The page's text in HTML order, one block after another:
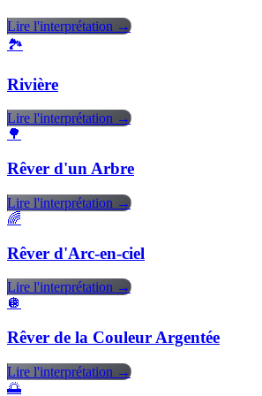
Lire l'interprétation →
🏞️
Rivière
Lire l'interprétation →
🌳
Rêver d'un Arbre
Lire l'interprétation →
🌈
Rêver d'Arc-en-ciel
Lire l'interprétation →
🪩
Rêver de la Couleur Argentée
Lire l'interprétation →
🌅